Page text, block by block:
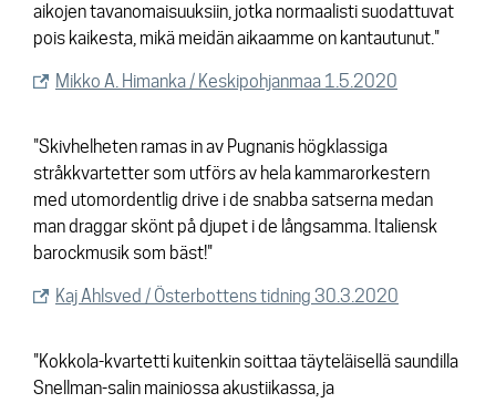
aikojen tavanomaisuuksiin, jotka normaalisti suodattuvat
pois kaikesta, mikä meidän aikaamme on kantautunut."
Mikko A. Himanka / Keskipohjanmaa 1.5.2020
"Skivhelheten ramas in av Pugnanis högklassiga
stråkkvartetter som utförs av hela kammarorkestern
med utomordentlig drive i de snabba satserna medan
man draggar skönt på djupet i de långsamma. Italiensk
barockmusik som bäst!"
Kaj Ahlsved / Österbottens tidning 30.3.2020
"Kokkola-kvartetti kuitenkin soittaa täyteläisellä saundilla
Snellman-salin mainiossa akustiikassa, ja